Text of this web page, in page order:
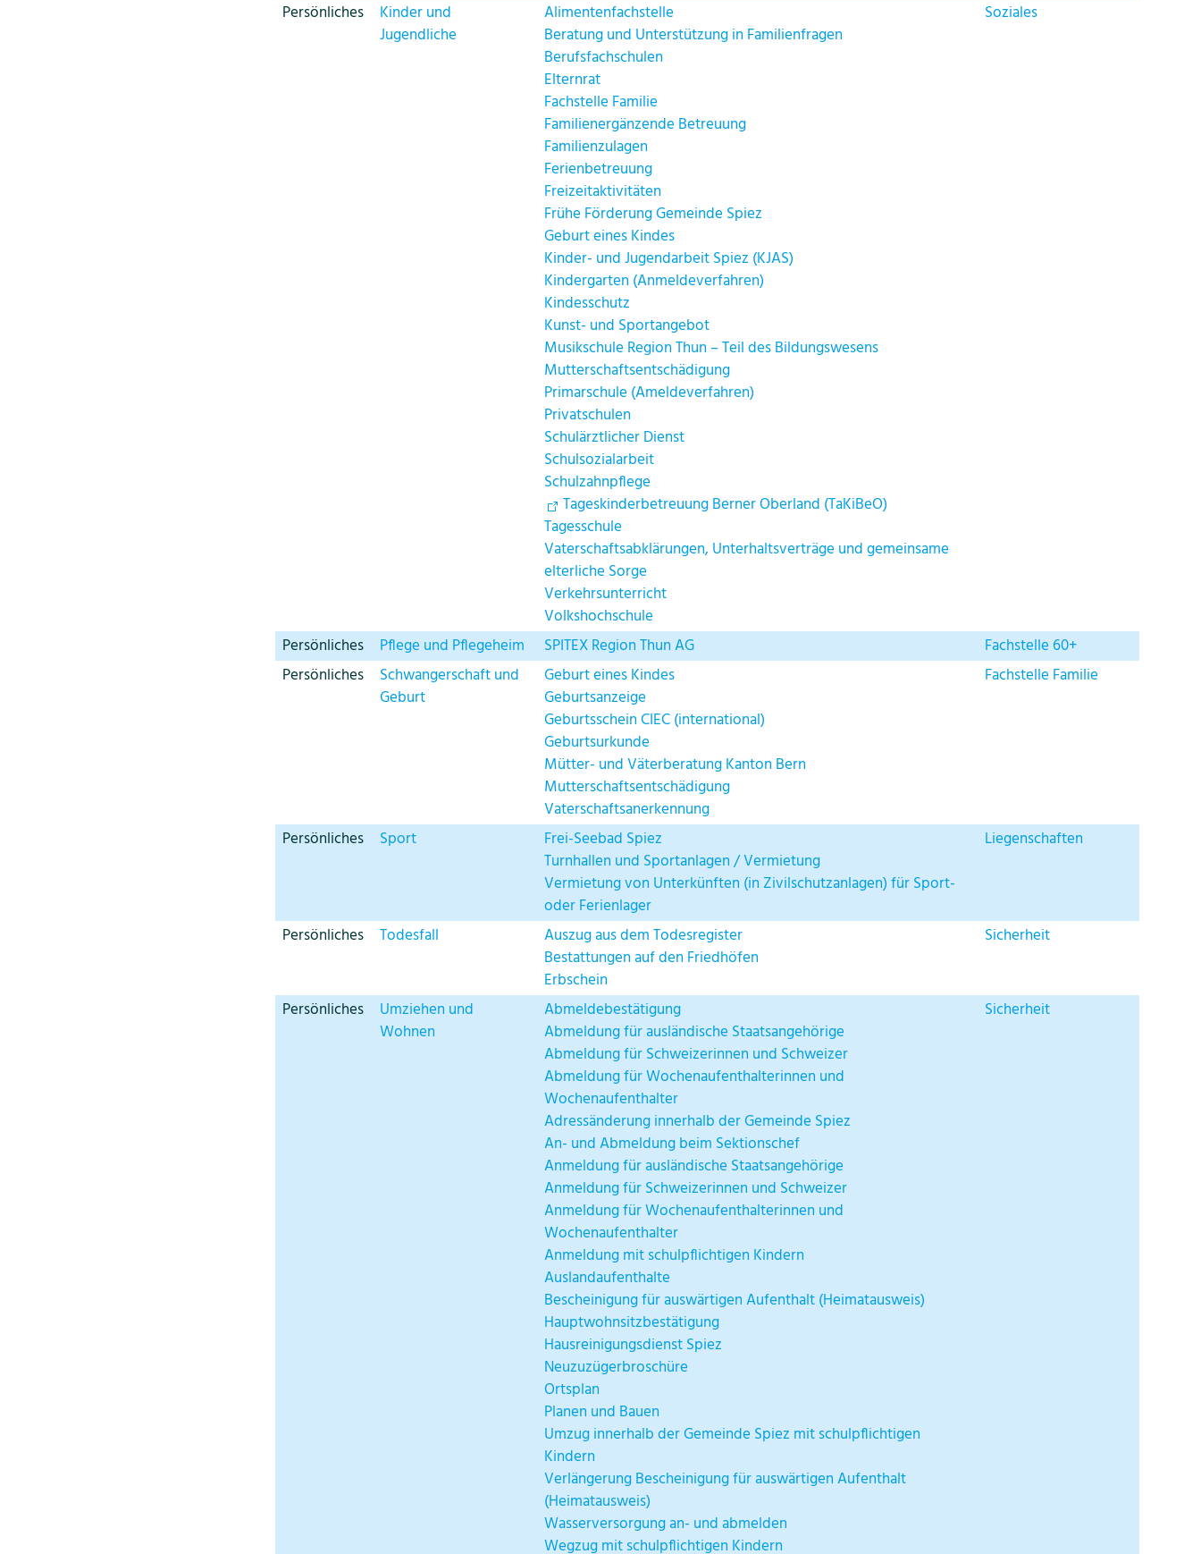
Persönliches
Kinder und
Jugendliche
Alimentenfachstelle
Beratung und Unterstützung in Familienfragen
Berufsfachschulen
Elternrat
Fachstelle Familie
Familienergänzende Betreuung
Familienzulagen
Ferienbetreuung
Freizeitaktivitäten
Frühe Förderung Gemeinde Spiez
Geburt eines Kindes
Kinder- und Jugendarbeit Spiez (KJAS)
Kindergarten (Anmeldeverfahren)
Kindesschutz
Kunst- und Sportangebot
Musikschule Region Thun – Teil des Bildungswesens
Mutterschaftsentschädigung
Primarschule (Ameldeverfahren)
Privatschulen
Schulärztlicher Dienst
Schulsozialarbeit
Schulzahnpflege
Tageskinderbetreuung Berner Oberland (TaKiBeO)
Tagesschule
Vaterschaftsabklärungen, Unterhaltsverträge und gemeinsame
elterliche Sorge
Verkehrsunterricht
Volkshochschule
Soziales
Persönliches Pflege und Pflegeheim SPITEX Region Thun AG
Fachstelle 60+
Persönliches
Schwangerschaft und
Geburt
Geburt eines Kindes
Geburtsanzeige
Geburtsschein CIEC (international)
Geburtsurkunde
Mütter- und Väterberatung Kanton Bern
Mutterschaftsentschädigung
Vaterschaftsanerkennung
Fachstelle Familie
Persönliches Sport
Frei-Seebad Spiez
Turnhallen und Sportanlagen / Vermietung
Vermietung von Unterkünften (in Zivilschutzanlagen) für Sport-
oder Ferienlager
Liegenschaften
Persönliches Todesfall
Auszug aus dem Todesregister
Bestattungen auf den Friedhöfen
Erbschein
Sicherheit
Persönliches
Umziehen und
Wohnen
Abmeldebestätigung
Abmeldung für ausländische Staatsangehörige
Abmeldung für Schweizerinnen und Schweizer
Abmeldung für Wochenaufenthalterinnen und
Wochenaufenthalter
Adressänderung innerhalb der Gemeinde Spiez
An- und Abmeldung beim Sektionschef
Anmeldung für ausländische Staatsangehörige
Anmeldung für Schweizerinnen und Schweizer
Anmeldung für Wochenaufenthalterinnen und
Wochenaufenthalter
Anmeldung mit schulpflichtigen Kindern
Auslandaufenthalte
Bescheinigung für auswärtigen Aufenthalt (Heimatausweis)
Hauptwohnsitzbestätigung
Hausreinigungsdienst Spiez
Neuzuzügerbroschüre
Ortsplan
Planen und Bauen
Umzug innerhalb der Gemeinde Spiez mit schulpflichtigen
Kindern
Verlängerung Bescheinigung für auswärtigen Aufenthalt
(Heimatausweis)
Wasserversorgung an- und abmelden
Wegzug mit schulpflichtigen Kindern
Sicherheit